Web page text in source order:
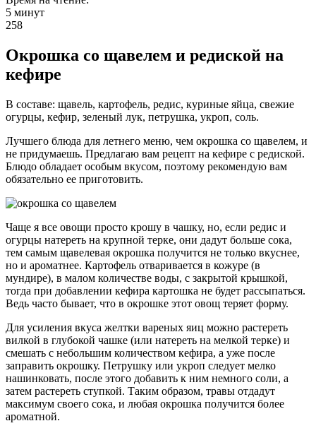
5 минут
258
Окрошка со щавелем и редиской на
кефире
В составе: щавель, картофель, редис, куриные яйца, свежие
огурцы, кефир, зеленый лук, петрушка, укроп, соль.
Лучшего блюда для летнего меню, чем окрошка со щавелем, и
не придумаешь. Предлагаю вам рецепт на кефире с редиской.
Блюдо обладает особым вкусом, поэтому рекомендую вам
обязательно ее приготовить.
Чаще я все овощи просто крошу в чашку, но, если редис и
огурцы натереть на крупной терке, они дадут больше сока,
тем самым щавелевая окрошка получится не только вкуснее,
но и ароматнее. Картофель отваривается в кожуре (в
мундире), в малом количестве воды, с закрытой крышкой,
тогда при добавлении кефира картошка не будет рассыпаться.
Ведь часто бывает, что в окрошке этот овощ теряет форму.
Для усиления вкуса желтки вареных яиц можно растереть
вилкой в глубокой чашке (или натереть на мелкой терке) и
смешать с небольшим количеством кефира, а уже после
заправить окрошку. Петрушку или укроп следует мелко
нашинковать, после этого добавить к ним немного соли, а
затем растереть ступкой. Таким образом, травы отдадут
максимум своего сока, и любая окрошка получится более
ароматной.